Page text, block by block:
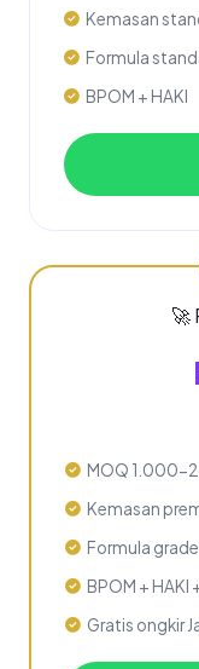
Kemasan
Formula
BPOM + HAKI
🚀
MOQ 1.000-
Kemasan
Formula
BPOM + HAKI
Gratis ongkir